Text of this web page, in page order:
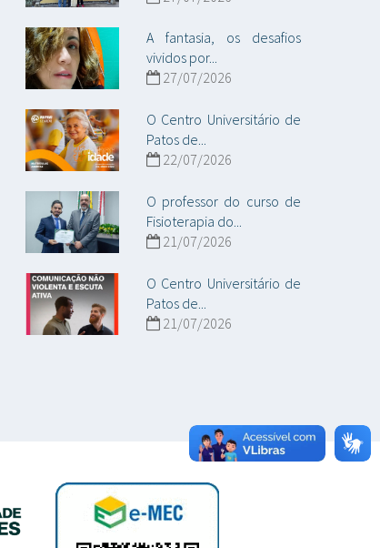
A fantasia, os desafios
vividos por...
27/07/2026
O Centro Universitário de
Patos de...
22/07/2026
O professor do curso de
Fisioterapia do...
21/07/2026
O Centro Universitário de
Patos de...
21/07/2026